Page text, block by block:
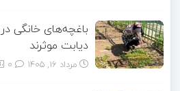
باغچه‌های خانگی
دیابت موثرند
مرداد ۱۶, ۱۴۰۵